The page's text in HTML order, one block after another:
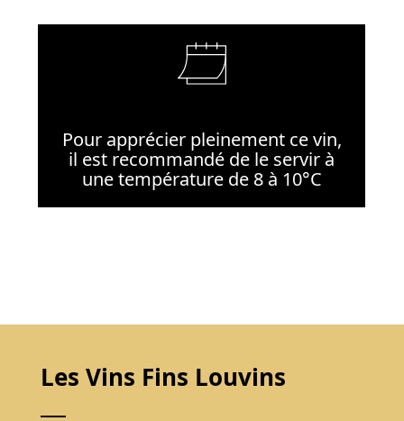
Pour apprécier pleinement ce vin,
il est recommandé de le servir à
une température de 8 à 10°C
Les Vins Fins Louvins